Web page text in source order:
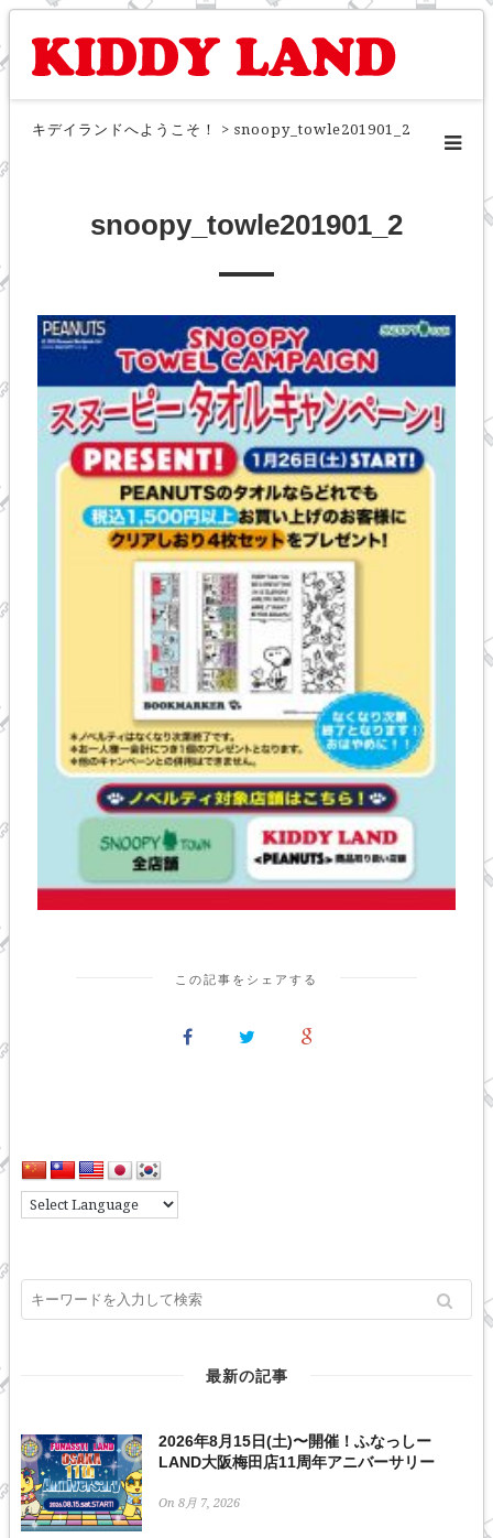
キデイランドへようこそ！ > snoopy_towle201901_2
snoopy_towle201901_2
この記事をシェアする
最新の記事
2026年8月15日(土)〜開催！ふなっしー
LAND大阪梅田店11周年アニバーサリー
On 8月 7, 2026